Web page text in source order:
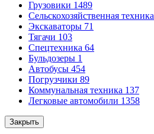
Грузовики 1489
Сельскохозяйственная техника
Экскаваторы 71
Тягачи 103
Спецтехника 64
Бульдозеры 1
Автобусы 454
Погрузчики 89
Коммунальная техника 137
Легковые автомобили 1358
Закрыть